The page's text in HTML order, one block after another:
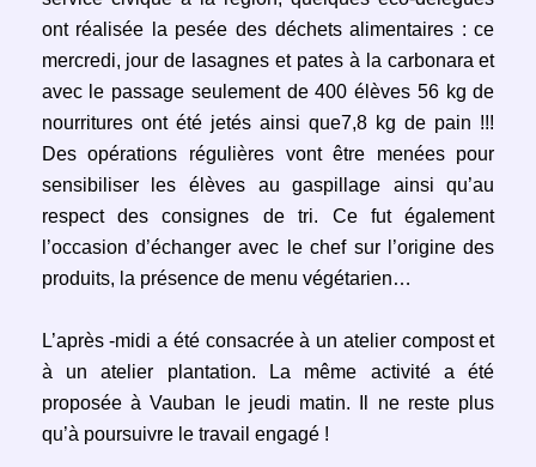
ont réalisée la pesée des déchets alimentaires : ce
mercredi, jour de lasagnes et pates à la carbonara et
avec le passage seulement de 400 élèves 56 kg de
nourritures ont été jetés ainsi que7,8 kg de pain !!!
Des opérations régulières vont être menées pour
sensibiliser les élèves au gaspillage ainsi qu’au
respect des consignes de tri. Ce fut également
l’occasion d’échanger avec le chef sur l’origine des
produits, la présence de menu végétarien…
L’après -midi a été consacrée à un atelier compost et
à un atelier plantation. La même activité a été
proposée à Vauban le jeudi matin. Il ne reste plus
qu’à poursuivre le travail engagé !